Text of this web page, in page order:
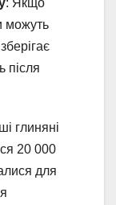
можуть
після
глиняні
20 000
для